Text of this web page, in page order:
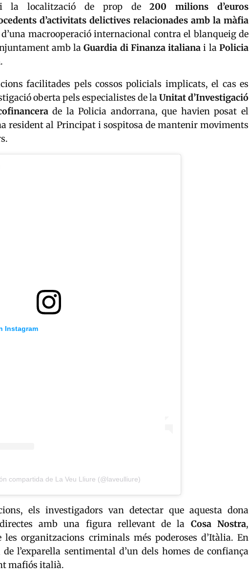
i la localització de prop de200 milions d’euros
d’activitats delictives relacionades amb la màfia
macrooperació internacional contra el blanqueig de
amb laGuardia di Finanza italiana i laPolicia
.
facilitades pels cossos policials implicats, el cas es
oberta pels especialistes de laUnitat d’Investigació
de la Policia andorrana, que havien posat el
resident al Principat i sospitosa de mantenir moviments
Instagram
compartida de La Veu Lliure (@laveulliure)
els investigadors van detectar que aquesta dona
amb una figura rellevant de la Cosa Nostra,
les organitzacions criminals més poderoses d’Itàlia. En
l’exparella sentimental d’un dels homes de confiança
mafiós italià.